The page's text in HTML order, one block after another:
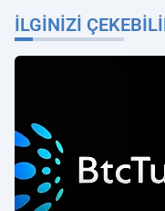
İLGINIZI